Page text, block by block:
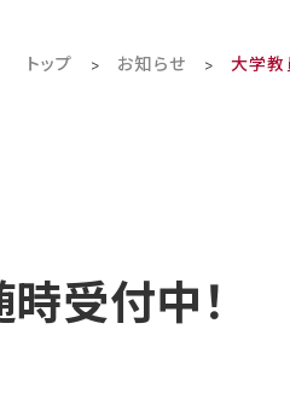
トップ > お知らせ > 大学教
受付中！